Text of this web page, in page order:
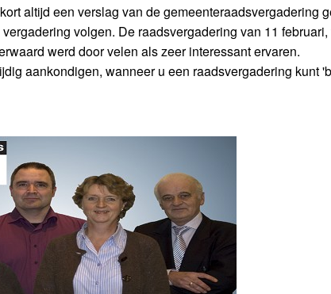
altijd een verslag van de gemeenteraadsvergadering
volgen. De raadsvergadering van 11
werd door velen als zeer interessant ervaren.
aankondigen, wanneer u een raadsvergadering kunt